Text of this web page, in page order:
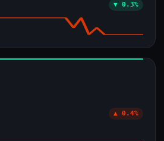
▼ 0.3%
▲ 0.4%